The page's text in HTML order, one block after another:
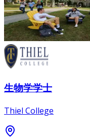
生物学学士
Thiel College